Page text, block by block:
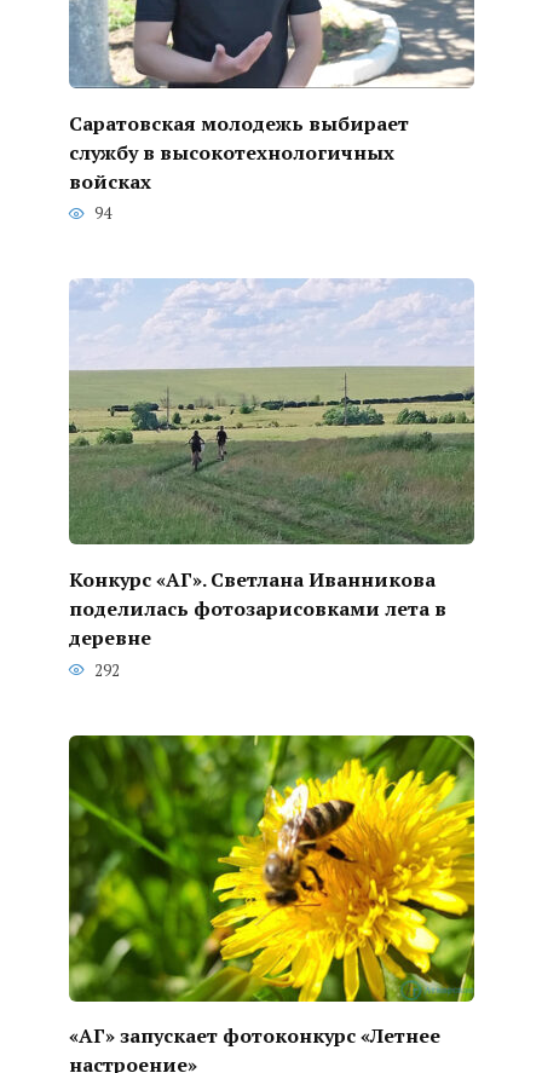
Саратовская молодежь выбирает
службу в высокотехнологичных
войсках
94
Конкурс «АГ». Светлана Иванникова
поделилась фотозарисовками лета в
деревне
292
«АГ» запускает фотоконкурс «Летнее
настроение»